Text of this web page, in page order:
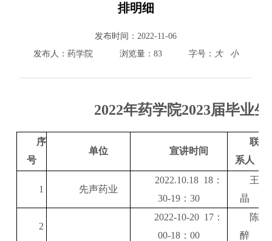
院情总览
平台建设
学生园地
交流合作
排明细
发布时间： 2022-11-06
发布人： 药学院 浏览量： 83 字号： 大 小
2022年药学院2023届毕业
序
号
单位 宣讲时间
联
系人
1 先声药业
2022.10.18 18：
30-19 ：30
王
晶
2
2022-10-20 17：
00-18 ：00
陈
醉